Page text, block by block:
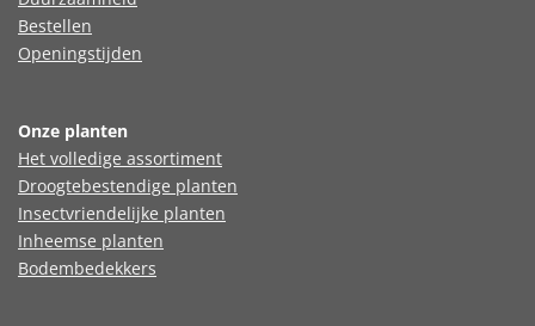
Bestellen
Openingstijden
Onze planten
Het volledige assortiment
Droogtebestendige planten
Insectvriendelijke planten
Inheemse planten
Bodembedekkers